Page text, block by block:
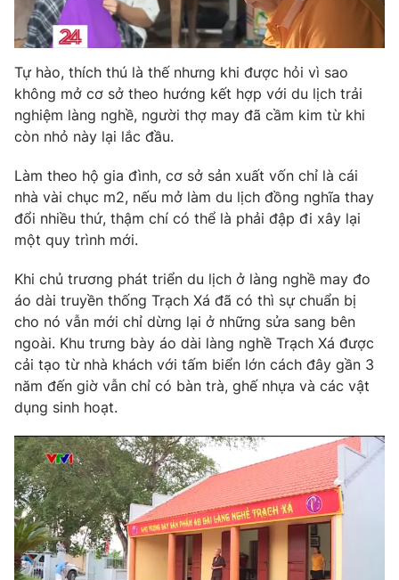
Tự hào, thích thú là thế nhưng khi được hỏi vì sao
không mở cơ sở theo hướng kết hợp với du lịch trải
nghiệm làng nghề, người thợ may đã cầm kim từ khi
còn nhỏ này lại lắc đầu.
Làm theo hộ gia đình, cơ sở sản xuất vốn chỉ là cái
nhà vài chục m2, nếu mở làm du lịch đồng nghĩa thay
đổi nhiều thứ, thậm chí có thể là phải đập đi xây lại
một quy trình mới.
Khi chủ trương phát triển du lịch ở làng nghề may đo
áo dài truyền thống Trạch Xá đã có thì sự chuẩn bị
cho nó vẫn mới chỉ dừng lại ở những sửa sang bên
ngoài. Khu trưng bày áo dài làng nghề Trạch Xá được
cải tạo từ nhà khách với tấm biển lớn cách đây gần 3
năm đến giờ vẫn chỉ có bàn trà, ghế nhựa và các vật
dụng sinh hoạt.